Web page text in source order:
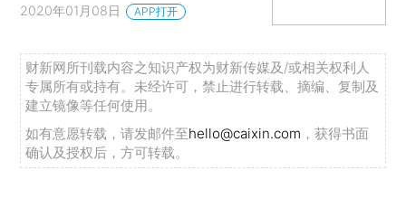
2020年01月08日 APP打开
财新网所刊载内容之知识产权为财新传媒及/或相关权利人
专属所有或持有。未经许可，禁止进行转载、摘编、复制及
建立镜像等任何使用。
如有意愿转载，请发邮件至hello@caixin.com ，获得书面
确认及授权后，方可转载。